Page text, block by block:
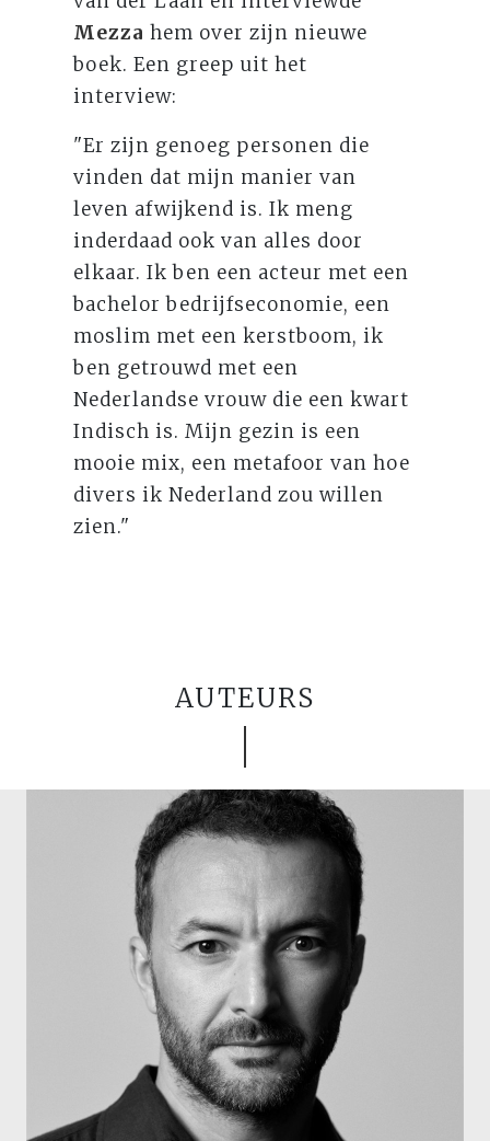
Mezza hem over zijn nieuwe
boek. Een greep uit het
interview:
"Er zijn genoeg personen die
vinden dat mijn manier van
leven afwijkend is. Ik meng
inderdaad ook van alles door
elkaar. Ik ben een acteur met een
bachelor bedrijfseconomie, een
moslim met een kerstboom, ik
ben getrouwd met een
Nederlandse vrouw die een kwart
Indisch is. Mijn gezin is een
mooie mix, een metafoor van hoe
divers ik Nederland zou willen
zien."
AUTEURS